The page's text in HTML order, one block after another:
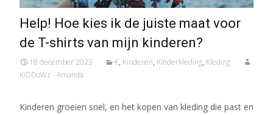
Help! Hoe kies ik de juiste maat voor
de T-shirts van mijn kinderen?
18 december 2023 €, Kinderen, Kinderkleding, Kleding
KiDDoWz - Amanda
Kinderen groeien snel, en het kopen van kleding die past en